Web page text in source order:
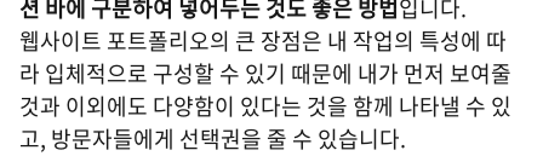
션 바에 구분하여 넣어두는 것도 좋은 방법입니다.
웹사이트 포트폴리오의 큰 장점은 내 작업의 특성에 따
라 입체적으로 구성할 수 있기 때문에 내가 먼저 보여줄
것과 이외에도 다양함이 있다는 것을 함께 나타낼 수 있
고, 방문자들에게 선택권을 줄 수 있습니다.